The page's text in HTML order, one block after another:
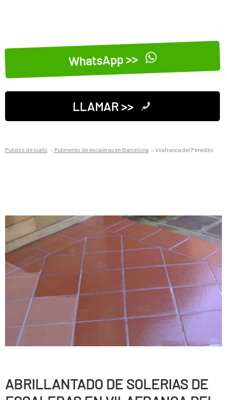
WhatsApp >>
LLAMAR >>
Pulidos de suelo Pulimento de escaleras en Barcelona Vilafranca del Penedès
ABRILLANTADO DE SOLERIAS DE